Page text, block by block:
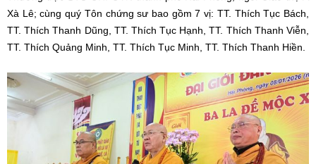
Xà Lê; cùng quý Tôn chứng sư bao gồm 7 vị: TT. Thích Tục Bách,
TT. Thích Thanh Dũng, TT. Thích Tục Hạnh, TT. Thích Thanh Viễn,
TT. Thích Quảng Minh, TT. Thích Tục Minh, TT. Thích Thanh Hiền.